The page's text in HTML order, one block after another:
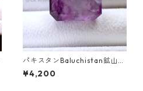
パキスタンBaluchistan鉱山産
フローライト スクエアカット
ルース 34.4ct 20 x 19.6 x 11
¥4,200